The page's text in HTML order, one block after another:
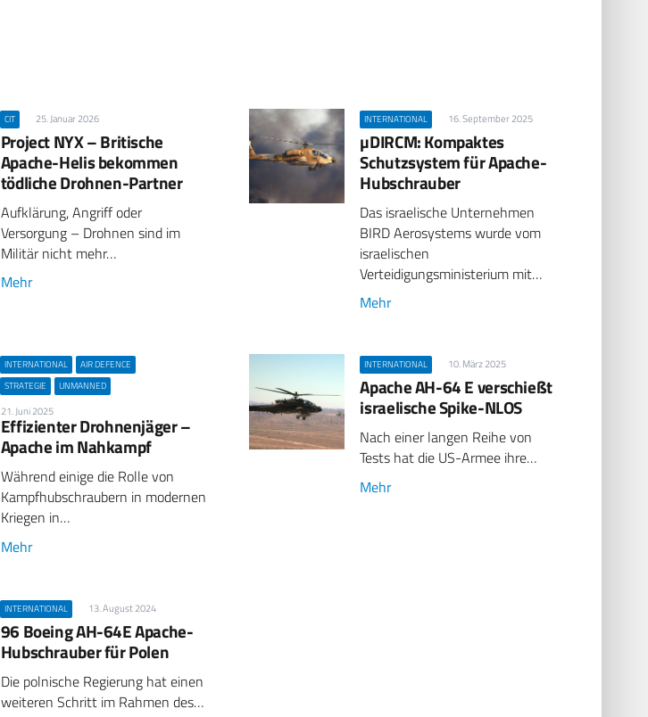
CIT 25. Januar 2026
Project NYX – Britische
Apache-Helis bekommen
tödliche Drohnen-Partner
Aufklärung, Angriff oder
Versorgung – Drohnen sind im
Militär nicht mehr…
Mehr
INTERNATIONAL 16. September 2025
µDIRCM: Kompaktes
Schutzsystem für Apache-
Hubschrauber
Das israelische Unternehmen
BIRD Aerosystems wurde vom
israelischen
Verteidigungsministerium mit…
Mehr
INTERNATIONAL
AIR DEFENCE
STRATEGIE
UNMANNED
21. Juni 2025
Effizienter Drohnenjäger –
Apache im Nahkampf
Während einige die Rolle von
Kampfhubschraubern in modernen
Kriegen in…
Mehr
INTERNATIONAL 10. März 2025
Apache AH-64 E verschießt
israelische Spike-NLOS
Nach einer langen Reihe von
Tests hat die US-Armee ihre…
Mehr
INTERNATIONAL 13. August 2024
96 Boeing AH-64E Apache-
Hubschrauber für Polen
Die polnische Regierung hat einen
weiteren Schritt im Rahmen des…